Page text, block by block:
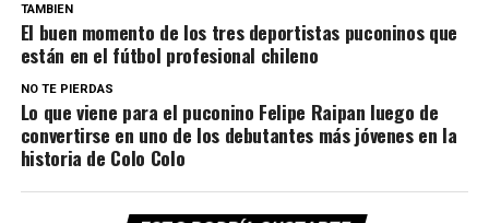
TAMBIEN
El buen momento de los tres deportistas puconinos que
están en el fútbol profesional chileno
NO TE PIERDAS
Lo que viene para el puconino Felipe Raipan luego de
convertirse en uno de los debutantes más jóvenes en la
historia de Colo Colo